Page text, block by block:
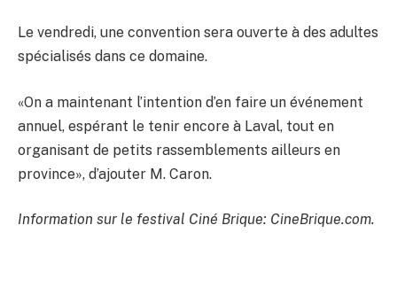
Le vendredi, une convention sera ouverte à des adultes
spécialisés dans ce domaine.
«On a maintenant l’intention d’en faire un événement
annuel, espérant le tenir encore à Laval, tout en
organisant de petits rassemblements ailleurs en
province», d’ajouter M. Caron.
Information sur le festival Ciné Brique: CineBrique.com.